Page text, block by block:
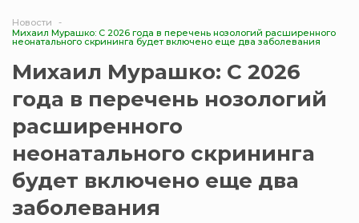
Новости
Михаил Мурашко: С 2026 года в перечень нозологий расширенного
неонатального скрининга будет включено еще два заболевания
Михаил Мурашко: С 2026
года в перечень нозологий
расширенного
неонатального скрининга
будет включено еще два
заболевания